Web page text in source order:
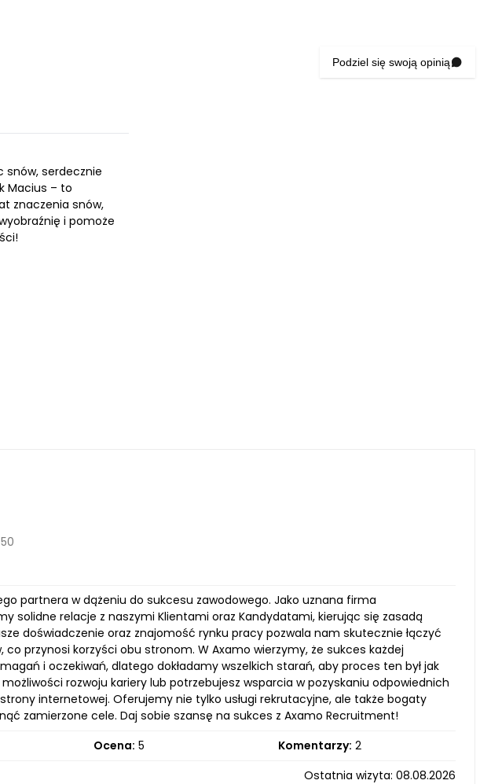
Podziel się swoją opinią
snów, serdecznie
Macius – to
znaczenia snów,
i pomoże
partnera w dążeniu do sukcesu zawodowego. Jako uznana firma
solidne relacje z naszymi Klientami oraz Kandydatami, kierując się zasadą
doświadczenie oraz znajomość rynku pracy pozwala nam skutecznie łączyć
przynosi korzyści obu stronom. W Axamo wierzymy, że sukces każdej
i oczekiwań, dlatego dokładamy wszelkich starań, aby proces ten był jak
rozwoju kariery lub potrzebujesz wsparcia w pozyskaniu odpowiednich
internetowej. Oferujemy nie tylko usługi rekrutacyjne, ale także bogaty
zamierzone cele. Daj sobie szansę na sukces z Axamo Recruitment!
Ocena: 5 Komentarzy: 2
Ostatnia wizyta: 08.08.2026